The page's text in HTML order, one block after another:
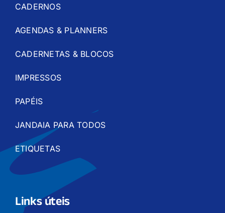
CADERNOS
AGENDAS & PLANNERS
CADERNETAS & BLOCOS
IMPRESSOS
PAPÉIS
JANDAIA PARA TODOS
ETIQUETAS
Links úteis